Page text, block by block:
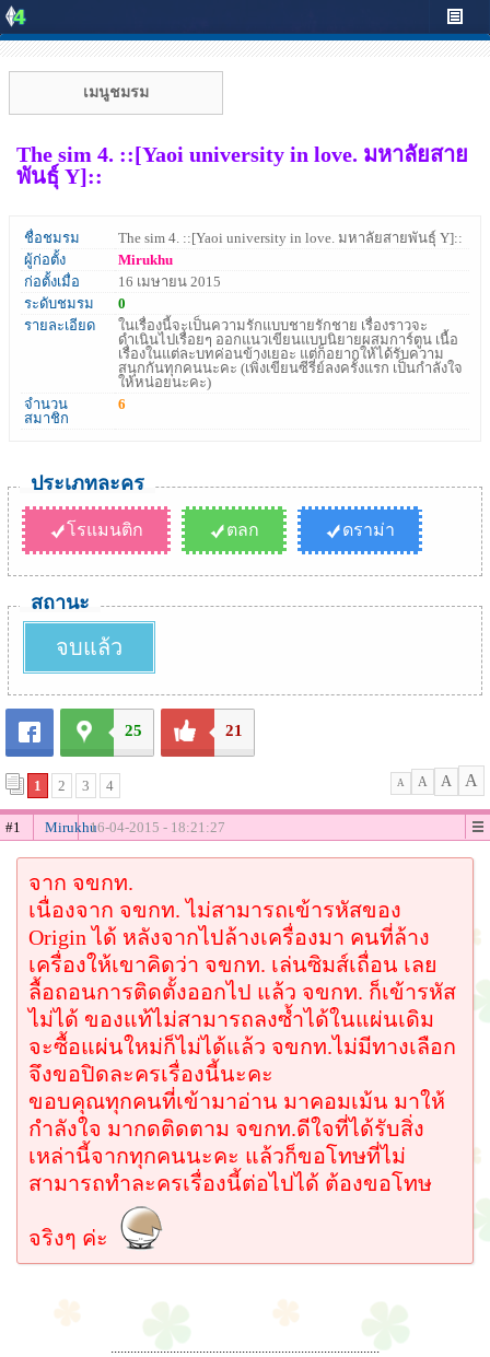
เมนูชมรม
The sim 4. ::[Yaoi university in love. มหาลัยสาย
พันธุ์ Y]::
ชื่อชมรม
The sim 4. ::[Yaoi university in love. มหาลัยสายพันธุ์ Y]::
ผู้ก่อตั้ง
Mirukhu
ก่อตั้งเมื่อ
16 เมษายน 2015
ระดับชมรม
0
รายละเอียด
ในเรื่องนี้จะเป็นความรักแบบชายรักชาย เรื่องราวจะ
ดำเนินไปเรื่อยๆ ออกแนวเขียนแบบนิยายผสมการ์ตูน เนื้อ
เรื่องในแต่ละบทค่อนข้างเยอะ แต่ก็อยากให้ได้รับความ
สนุกกันทุกคนนะคะ (เพิ่งเขียนซีรี่ย์ลงครั้งแรก เป็นกำลังใจ
ให้หน่อยนะคะ)
จำนวน
สมาชิก
6
ประเภทละคร
โรแมนติก ตลก ดราม่า
สถานะ
จบแล้ว
25 21
1 2 3 4 A A A A
#1 Mirukhu16-04-2015 - 18:21:27
จาก จขกท.
เนื่องจาก จขกท. ไม่สามารถเข้ารหัสของ
Origin ได้ หลังจากไปล้างเครื่องมา คนที่ล้าง
เครื่องให้เขาคิดว่า จขกท. เล่นซิมส์เถื่อน เลย
ลื้อถอนการติดตั้งออกไป แล้ว จขกท. ก็เข้ารหัส
ไม่ได้ ของแท้ไม่สามารถลงซ้ำได้ในแผ่นเดิม
จะซื้อแผ่นใหม่ก็ไม่ได้แล้ว จขกท.ไม่มีทางเลือก
จึงขอปิดละครเรื่องนี้นะคะ
ขอบคุณทุกคนที่เข้ามาอ่าน มาคอมเม้น มาให้
กำลังใจ มากดติดตาม จขกท.ดีใจที่ได้รับสิ่ง
เหล่านี้จากทุกคนนะคะ แล้วก็ขอโทษที่ไม่
สามารถทำละครเรื่องนี้ต่อไปได้ ต้องขอโทษ
จริงๆ ค่ะ
..................................................................................